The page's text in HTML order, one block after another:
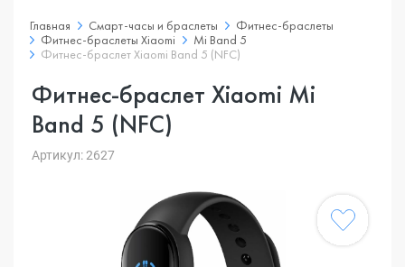
Главная Смарт-часы и браслеты
Фитнес-браслеты
Фитнес-браслеты Xiaomi
Mi Band 5
Фитнес-браслет Xiaomi Band 5 (NFC)
Фитнес-браслет Xiaomi Mi
Band 5 (NFC)
Артикул: 2627